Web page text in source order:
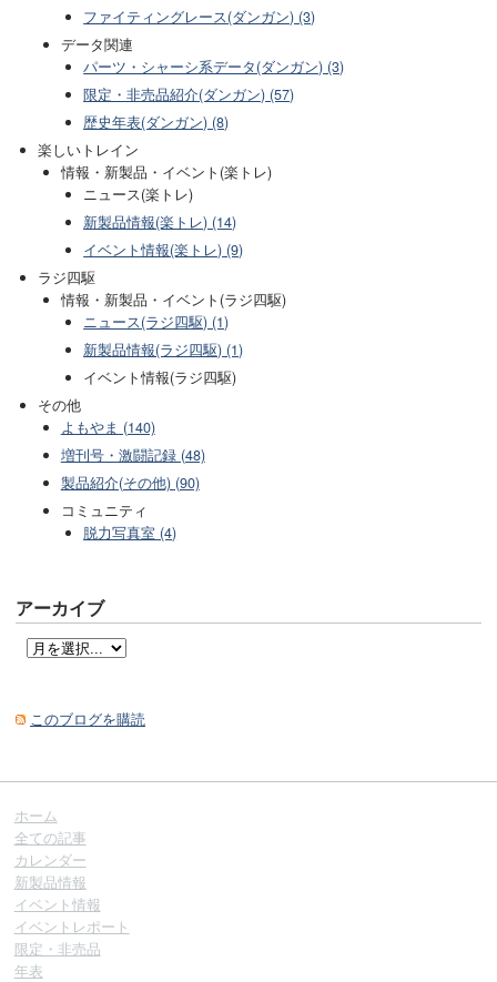
ファイティングレース(ダンガン) (3)
データ関連
パーツ・シャーシ系データ(ダンガン) (3)
限定・非売品紹介(ダンガン) (57)
歴史年表(ダンガン) (8)
楽しいトレイン
情報・新製品・イベント(楽トレ)
ニュース(楽トレ)
新製品情報(楽トレ) (14)
イベント情報(楽トレ) (9)
ラジ四駆
情報・新製品・イベント(ラジ四駆)
ニュース(ラジ四駆) (1)
新製品情報(ラジ四駆) (1)
イベント情報(ラジ四駆)
その他
よもやま (140)
増刊号・激闘記録 (48)
製品紹介(その他) (90)
コミュニティ
脱力写真室 (4)
アーカイブ
このブログを購読
ホーム
全ての記事
カレンダー
新製品情報
イベント情報
イベントレポート
限定・非売品
年表